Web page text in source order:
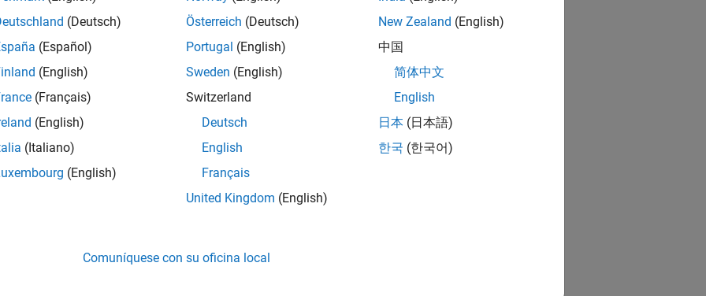
en.wikipedia.org/wiki/Secure_Shell
elinux.org/CLI_Spells
How useful was this information?
(Deutsch)
(Español)
(English)
(Français)
(English)
(Italiano)
(English)
Österreich (Deutsch)
Portugal (English)
Sweden (English)
Switzerland
Deutsch
English
Français
United Kingdom (English)
New Zealand (English)
中国
简体中文
English
日本 (日本語)
한국 (한국어)
Comuníquese con su oficina local